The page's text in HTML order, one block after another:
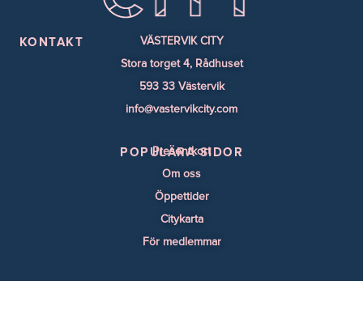
KONTAKT
VÄSTERVIK CITY
Stora torget 4, Rådhuset
593 33 Västervik
info@vastervikcity.com
POPULÄRA SIDOR
Presentkort
Om oss
Öppettider
Citykarta
För medlemmar